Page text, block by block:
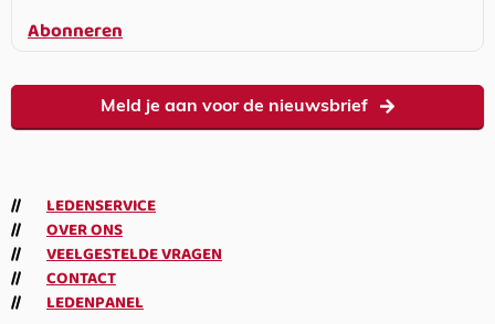
Abonneren
Meld je aan voor de nieuwsbrief
LEDENSERVICE
OVER ONS
VEELGESTELDE VRAGEN
CONTACT
LEDENPANEL